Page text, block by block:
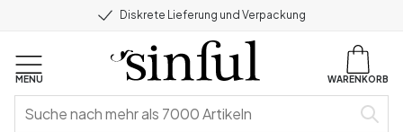
Diskrete Lieferung und Verpackung
MENU WARENKORB